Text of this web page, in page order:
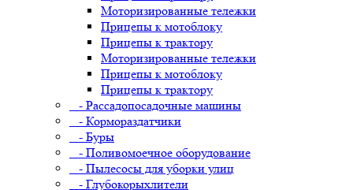
Моторизированные тележки
Прицепы к мотоблоку
Прицепы к трактору
Моторизированные тележки
Прицепы к мотоблоку
Прицепы к трактору
- Рассадопосадочные машины
- Кормораздатчики
- Буры
- Поливомоечное оборудование
- Пылесосы для уборки улиц
- Глубокорыхлители